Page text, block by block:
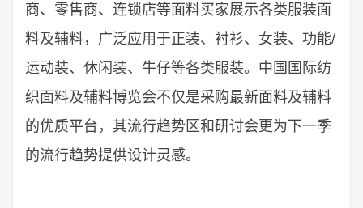
商、零售商、连锁店等面料买家展示各类服装面
料及辅料，广泛应用于正装、衬衫、女装、功能/
运动装、休闲装、牛仔等各类服装。中国国际纺
织面料及辅料博览会不仅是采购最新面料及辅料
的优质平台，其流行趋势区和研讨会更为下一季
的流行趋势提供设计灵感。